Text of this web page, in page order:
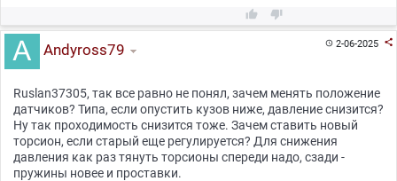
 
2-06-2025 
Andyross79
Ruslan37305, так все равно не понял, зачем менять положение
датчиков? Типа, если опустить кузов ниже, давление снизится?
Ну так проходимость снизится тоже. Зачем ставить новый
торсион, если старый еще регулируется? Для снижения
давления как раз тянуть торсионы спереди надо, сзади -
пружины новее и проставки.